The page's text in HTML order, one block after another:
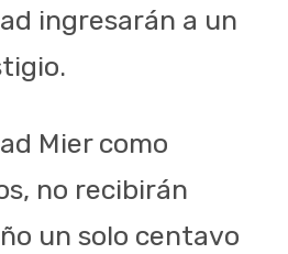
ingresarán a un
Mier como
no recibirán
un solo centavo